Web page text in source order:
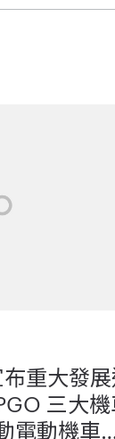
重大發
三大
電動機車